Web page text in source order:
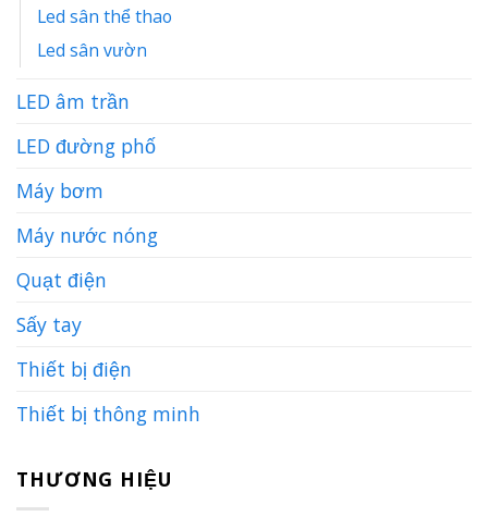
Led sân thể thao
Led sân vườn
LED âm trần
LED đường phố
Máy bơm
Máy nước nóng
Quạt điện
Sấy tay
Thiết bị điện
Thiết bị thông minh
THƯƠNG HIỆU